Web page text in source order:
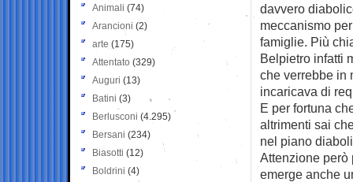
davvero
meccanismo
famiglie. Più
Belpietro infatti
che verrebbe in
incaricava di
E per fortuna
altrimenti sai
nel piano
Attenzione
emerge anche
Animali (74)
Arancioni (2)
arte (175)
Attentato (329)
Auguri (13)
Batini (3)
Berlusconi (4.295)
Bersani (234)
Biasotti (12)
Boldrini (4)